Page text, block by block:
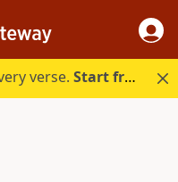
verse.Start free.